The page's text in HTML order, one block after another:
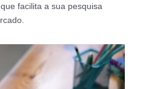
facilita a sua pesquisa